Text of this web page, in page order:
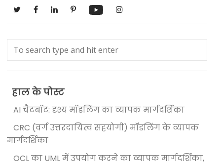
हाल के पोस्ट
AI चैटबॉट: दृश्य मॉडलिंग का व्यापक मार्गदर्शिका
CRC (वर्ग उत्तरदायित्व सहयोगी) मॉडलिंग के व्यापक
मार्गदर्शिका
OCL का UML में उपयोग करने का व्यापक मार्गदर्शिका,